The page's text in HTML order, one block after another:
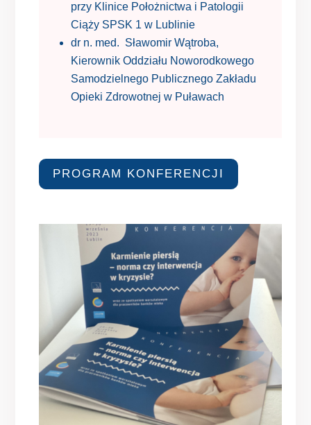
przy Klinice Położnictwa i Patologii
Ciąży SPSK 1 w Lublinie
dr n. med. Sławomir Wątroba,
Kierownik Oddziału Noworodkowego
Samodzielnego Publicznego Zakładu
Opieki Zdrowotnej w Puławach
PROGRAM KONFERENCJI